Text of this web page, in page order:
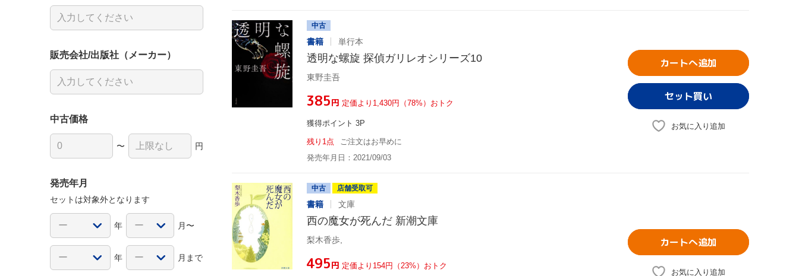
中古
書籍 単行本
透明な螺旋 探偵ガリレオシリーズ10
東野圭吾
¥385円 定価より1,430円（78%）おトク
獲得ポイント 3P
残り1点
ご注文はお早めに
発売年月日：2021/09/03
カートへ追加
お気に入り追加
中古 店舗受取可
書籍 文庫
西の魔女が死んだ 新潮文庫
梨木香歩,
¥495円 定価より154円（23%）おトク
カートへ追加
お気に入り追加
販売会社/出版社（メーカー）
中古価格
〜 円
発売年月
セットは対象外となります
年 月〜
年 月まで